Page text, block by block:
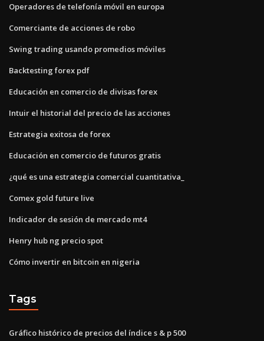
Operadores de telefonía móvil en europa
Comerciante de acciones de robo
Swing trading usando promedios móviles
Backtesting forex pdf
Educación en comercio de divisas forex
Intuir el historial del precio de las acciones
Estrategia exitosa de forex
Educación en comercio de futuros gratis
¿qué es una estrategia comercial cuantitativa_
Comex gold future live
Indicador de sesión de mercado mt4
Henry hub ng precio spot
Cómo invertir en bitcoin en nigeria
Tags
Gráfico histórico de precios del índice s & p 500